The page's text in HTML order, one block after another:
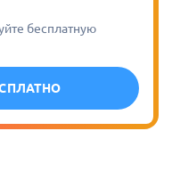
бесплатную